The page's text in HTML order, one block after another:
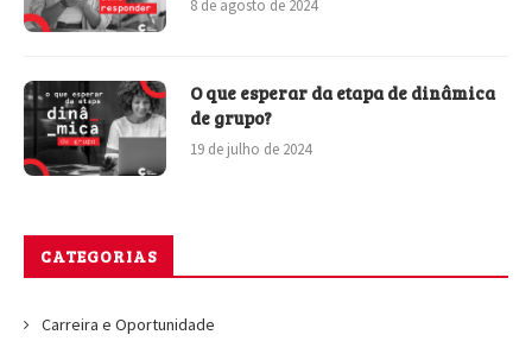
8 de agosto de 2024
O que esperar da etapa de dinâmica
de grupo?
19 de julho de 2024
CATEGORIAS
Carreira e Oportunidade